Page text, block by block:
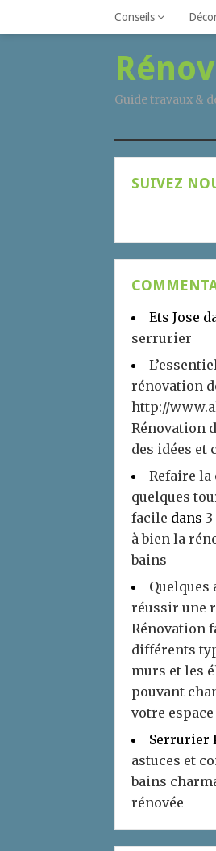
Conseils
Guide travaux &
SUIVEZ
Ets Jose
serrurier
rénovation
http://
Rénovation
des idées et
Refaire la
quelques
facile dans
à bien la
bains
Quelques
réussir une
Rénovation
différents
murs et les
pouvant
votre espace
Serrurier
astuces et
bains
rénovée